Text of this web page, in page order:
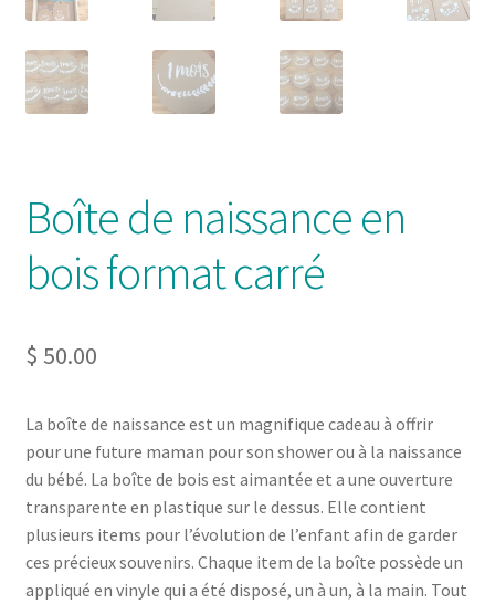
Contact
Mon compte
Boîte de naissance en
bois format carré
$ 50.00
La boîte de naissance est un magnifique cadeau à offrir
pour une future maman pour son shower ou à la naissance
du bébé. La boîte de bois est aimantée et a une ouverture
transparente en plastique sur le dessus. Elle contient
plusieurs items pour l’évolution de l’enfant afin de garder
ces précieux souvenirs. Chaque item de la boîte possède un
appliqué en vinyle qui a été disposé, un à un, à la main. Tout